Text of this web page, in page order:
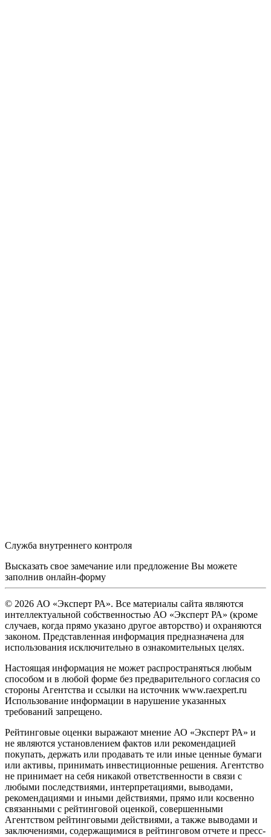
Служба внутреннего контроля
Высказать свое замечание или предложение Вы можете
заполнив онлайн-форму
© 2026 АО «Эксперт РА». Все материалы сайта являются
интеллектуальной собственностью АО «Эксперт РА» (кроме
случаев, когда прямо указано другое авторство) и охраняются
законом. Представленная информация предназначена для
использования исключительно в ознакомительных целях.
Настоящая информация не может распространяться любым
способом и в любой форме без предварительного согласия со
стороны Агентства и ссылки на источник www.raexpert.ru
Использование информации в нарушение указанных
требований запрещено.
Рейтинговые оценки выражают мнение АО «Эксперт РА» и
не являются установлением фактов или рекомендацией
покупать, держать или продавать те или иные ценные бумаги
или активы, принимать инвестиционные решения. Агентство
не принимает на себя никакой ответственности в связи с
любыми последствиями, интерпретациями, выводами,
рекомендациями и иными действиями, прямо или косвенно
связанными с рейтинговой оценкой, совершенными
Агентством рейтинговыми действиями, а также выводами и
заключениями, содержащимися в рейтинговом отчете и пресс-